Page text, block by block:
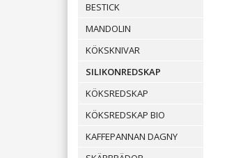
BESTICK
MANDOLIN
KÖKSKNIVAR
SILIKONREDSKAP
KÖKSREDSKAP
KÖKSREDSKAP BIO
KAFFEPANNAN DAGNY